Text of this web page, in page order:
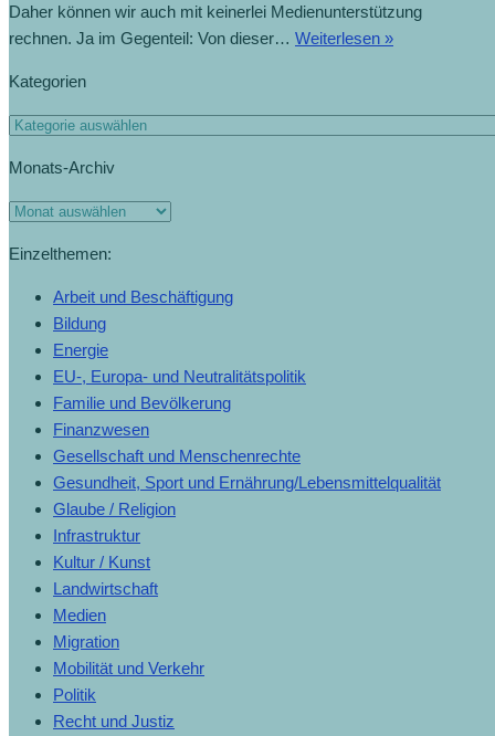
Daher können wir auch mit keinerlei Medienunterstützung
rechnen. Ja im Gegenteil: Von dieser… Weiterlesen »
Kategorien
Monats-Archiv
Einzelthemen:
Arbeit und Beschäftigung
Bildung
Energie
EU-, Europa- und Neutralitätspolitik
Familie und Bevölkerung
Finanzwesen
Gesellschaft und Menschenrechte
Gesundheit, Sport und Ernährung/Lebensmittelqualität
Glaube / Religion
Infrastruktur
Kultur / Kunst
Landwirtschaft
Medien
Migration
Mobilität und Verkehr
Politik
Recht und Justiz